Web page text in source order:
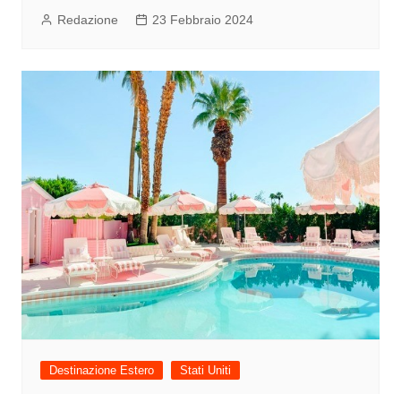
Redazione 23 Febbraio 2024
Destinazione Estero Stati Uniti